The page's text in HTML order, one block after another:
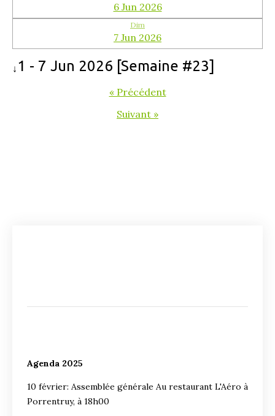
6 Jun 2026
Dim
7 Jun 2026
↓ 1 - 7 Jun 2026 [Semaine #23]
« Précédent
Suivant »
Agenda 2025
10 février: Assemblée générale Au restaurant L'Aéro à
Porrentruy, à 18h00